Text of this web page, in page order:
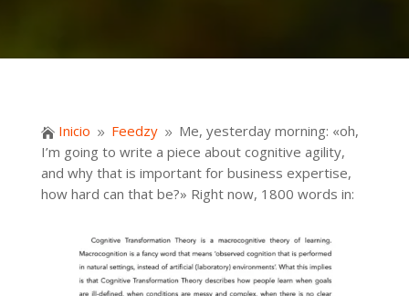
 Inicio 9 Feedzy 9 Me, yesterday morning: «oh,
I’m going to write a piece about cognitive agility,
and why that is important for business expertise,
how hard can that be?» Right now, 1800 words in: